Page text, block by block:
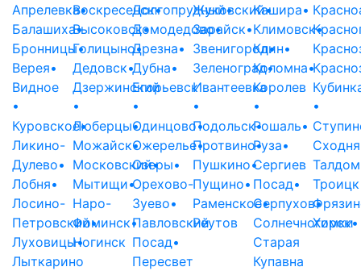
Апрелевка•
Балашиха•
Бронницы•
Верея•
Видное
Воскресенск•
Высоковск•
Голицыно•
Дедовск•
Дзержинский
Долгопрудный•
Домодедово•
Дрезна•
Дубна•
Егорьевск
Жуковский•
Зарайск•
Звенигород•
Зеленоград•
Ивантеевка
Кашира•
Климовск•
Клин•
Коломна•
Королев
•
Куровское•
Ликино-
Дулево•
Лобня•
Лосино-
Петровский•
Луховицы•
Лыткарино
•
Люберцы•
Можайск•
Московский•
Мытищи•
Наро-
Фоминск•
Ногинск
•
Одинцово•
Ожерелье•
Озеры•
Орехово-
Зуево•
Павловский
Посад•
Пересвет
•
Подольск•
Протвино•
Пушкино•
Пущино•
Раменское•
Реутов
•
Рошаль•
Руза•
Сергиев
Посад•
Серпухов•
Солнечногорск•
Старая
Купавна
•
Сходня
Талдом
Троицк
Химки